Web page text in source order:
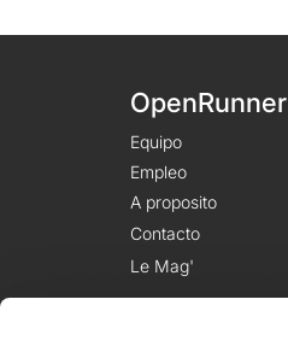
OpenRunner
Equipo
Empleo
A proposito
Contacto
Le Mag'